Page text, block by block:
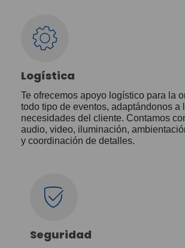
Logística
Te ofrecemos apoyo logístico para la
todo tipo de eventos, adaptándonos a
necesidades del cliente. Contamos
audio, video, iluminación,
y coordinación de detalles.
Seguridad